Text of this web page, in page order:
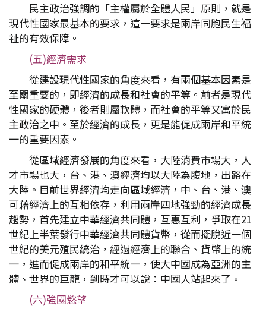
民主政治強調的「主權屬於全體人民」原則，就是
現代性國家最基本的要求，這一要求是兩岸同胞民生福
祉的有效保障。
(五)經濟需求
從建設現代性國家的角度來看，有兩個基本因素是
至關重要的，即經濟的成長和社會的平等。前者是現代
性國家的硬體，後者則屬軟體，而社會的平等又寓於民
主政治之中。至於經濟的成長，更是能促成兩岸和平統
一的重要因素。
從區域經濟發展的角度來看，大陸消費市場大，人
才市場也大，台、港、澳經濟均以大陸為腹地，出路在
大陸。目前世界經濟均走向區域經濟，中、台、港、澳
可藉經濟上的互相依存，利用兩岸四地強勁的經濟成長
趨勢，首先建立中華經濟共同體，互惠互利，爭取在21
世紀上半葉發行中華經濟共同體貨幣，從而擺脫近一個
世紀的美元殖民統治，經過經濟上的聯合、貨幣上的統
一，進而促成兩岸的和平統一，使大中國成為亞洲的主
體、世界的巨龍，到時才可以說：中國人站起來了。
(六)強國慾望